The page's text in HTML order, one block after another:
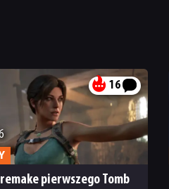
16
pierwszego Tomb